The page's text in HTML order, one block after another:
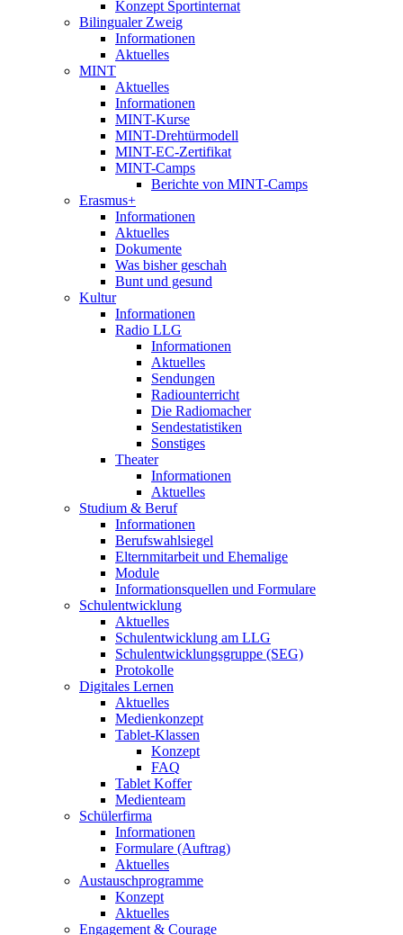
Konzept Sportinternat
Bilingualer Zweig
Informationen
Aktuelles
MINT
Aktuelles
Informationen
MINT-Kurse
MINT-Drehtürmodell
MINT-EC-Zertifikat
MINT-Camps
Berichte von MINT-Camps
Erasmus+
Informationen
Aktuelles
Dokumente
Was bisher geschah
Bunt und gesund
Kultur
Informationen
Radio LLG
Informationen
Aktuelles
Sendungen
Radiounterricht
Die Radiomacher
Sendestatistiken
Sonstiges
Theater
Informationen
Aktuelles
Studium & Beruf
Informationen
Berufswahlsiegel
Elternmitarbeit und Ehemalige
Module
Informationsquellen und Formulare
Schulentwicklung
Aktuelles
Schulentwicklung am LLG
Schulentwicklungsgruppe (SEG)
Protokolle
Digitales Lernen
Aktuelles
Medienkonzept
Tablet-Klassen
Konzept
FAQ
Tablet Koffer
Medienteam
Schülerfirma
Informationen
Formulare (Auftrag)
Aktuelles
Austauschprogramme
Konzept
Aktuelles
Engagement & Courage